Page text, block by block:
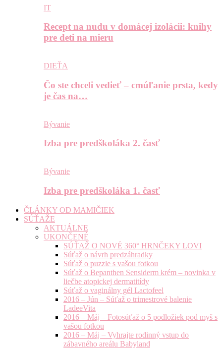
IT
Recept na nudu v domácej izolácii: knihy
pre deti na mieru
DIEŤA
Čo ste chceli vedieť – cmúľanie prsta, kedy
je čas na…
Bývanie
Izba pre predškoláka 2. časť
Bývanie
Izba pre predškoláka 1. časť
ČLÁNKY OD MAMIČIEK
SÚŤAŽE
AKTUÁLNE
UKONČENÉ
SÚŤAŽ O NOVÉ 360° HRNČEKY LOVI
Súťaž o návrh predzáhradky
Súťaž o puzzle s vašou fotkou
Súťaž o Bepanthen Sensiderm krém – novinka v
liečbe atopickej dermatitídy
Súťaž o vaginálny gél Lactofeel
2016 – Jún – Súťaž o trimestrové balenie
LadeeVita
2016 – Máj – Fotosúťaž o 5 podložiek pod myš s
vašou fotkou
2016 – Máj – Vyhrajte rodinný vstup do
zábavného areálu Babyland